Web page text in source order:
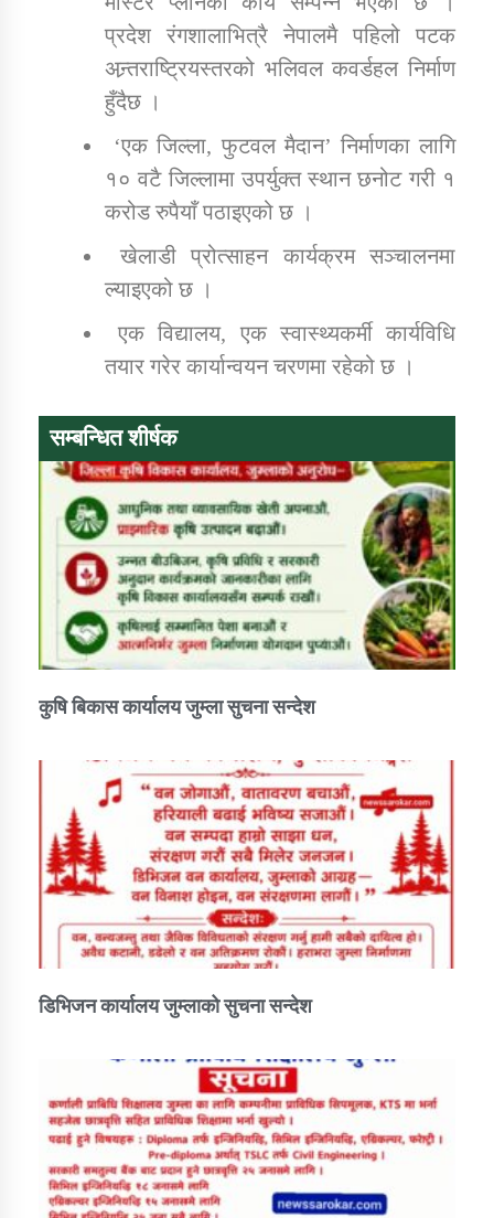
प्रदेश रंगशालाभित्रै नेपालमै पहिलो पटक
अन्र्तराष्ट्रियस्तरको भलिवल कवर्डहल निर्माण
हुँदैछ ।
‘एक जिल्ला, फुटवल मैदान’ निर्माणका लागि
१० वटै जिल्लामा उपर्युक्त स्थान छनोट गरी १
करोड रुपैयाँ पठाइएको छ ।
खेलाडी प्रोत्साहन कार्यक्रम सञ्चालनमा
ल्याइएको छ ।
एक विद्यालय, एक स्वास्थ्यकर्मी कार्यविधि
तयार गरेर कार्यान्वयन चरणमा रहेको छ ।
सम्बन्धित शीर्षक
कुषि बिकास कार्यालय जुम्ला सुचना सन्देश
डिभिजन कार्यालय जुम्लाको सुचना सन्देश